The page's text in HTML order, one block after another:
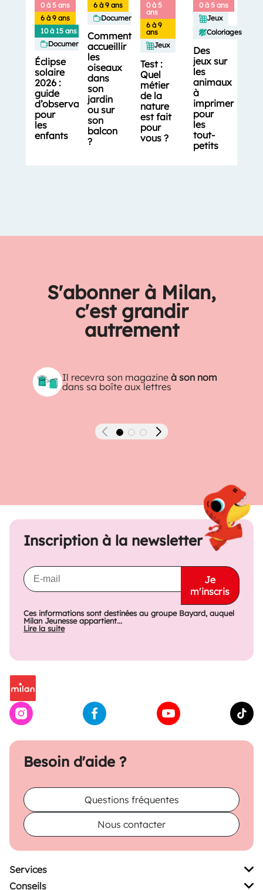
0 à 5 ans
6 à 9 ans
10 à 15 ans
Documentaires
Éclipse
solaire
2026 :
guide
d’observation
pour
les
enfants
6 à 9 ans
Documentaires
Comment
accueillir
les
oiseaux
dans
son
jardin
ou sur
son
balcon
?
0 à 5
ans
6 à 9
ans
Jeux
Test :
Quel
métier
de la
nature
est fait
pour
vous ?
0 à 5 ans
Jeux
Coloriages
Des
jeux sur
les
animaux
à
imprimer
pour
les
tout-
petits
S'abonner à Milan,
c'est grandir
autrement
Il recevra son magazineà son nom
dans sa boîte aux lettres
Précédent Suivant
Besoin d'aide ?
Questions fréquentes
Nous contacter
Inscription à la newsletter
Je
m'inscris
Ces informations sont destinées au groupe Bayard, auquel
Milan Jeunesse appartient...
Lire la suite
Services
Conseils